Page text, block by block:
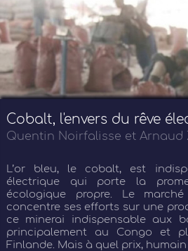
Cobalt, l'envers du rêve
Quentin Noirfalisse et Arnaud
L’or bleu, le cobalt, est
électrique qui porte la
écologique propre. Le
concentre ses efforts sur une
ce minerai indispensable aux
principalement au Congo et
Finlande. Mais à quel prix,